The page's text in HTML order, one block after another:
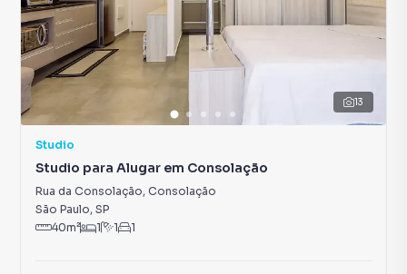
13
Studio
Studio para Alugar em Consolação
Rua da Consolação, Consolação
São Paulo, SP
40m² 1 1 1